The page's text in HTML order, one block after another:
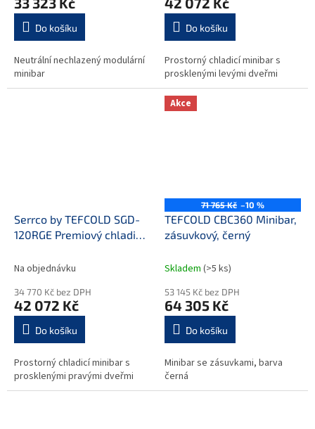
Do košíku
Neutrální nechlazený modulární
minibar
Do košíku
Prostorný chladicí minibar s
prosklenými levými dveřmi
Serrco by TEFCOLD SGD-
120RGE Premiový chladicí
Na objednávku
34 770 Kč bez DPH
42 072 Kč
Do košíku
Prostorný chladicí minibar s
prosklenými pravými dveřmi
Akce
71 765 Kč –10 %
TEFCOLD CBC360 Minibar,
zásuvkový, černý
Skladem (>5 ks)
53 145 Kč bez DPH
64 305 Kč
Do košíku
Minibar se zásuvkami, barva
černá